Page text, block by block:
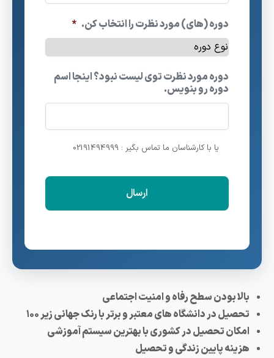
دوره (های) مورد نظرت را انتخاب کن. *
دوره مورد نظرت توی لیست نبود؟ اینجا اسم
دوره رو بنویس.
یا با کارشناسان ما تماس بگیر : 02191494999
بالا بودن سطح رفاه و امنیت اجتماعی
تحصیل در دانشگاه های معتبر و برتر با رنک جهانی زیر ۱۰۰
امکان تحصیل در کشوری با بهترین سیستم آموزشی
هزینه پایین زندگی و تحصیل